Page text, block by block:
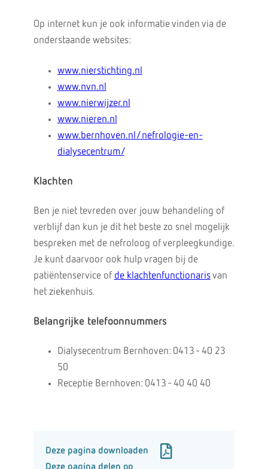
Op internet kun je ook informatie vinden via de
onderstaande websites:
www.nierstichting.nl
www.nvn.nl
www.nierwijzer.nl
www.nieren.nl
www.bernhoven.nl/nefrologie-en-
dialysecentrum/
Klachten
Ben je niet tevreden over jouw behandeling of
verblijf dan kun je dit het beste zo snel mogelijk
bespreken met de nefroloog of verpleegkundige.
Je kunt daarvoor ook hulp vragen bij de
patiëntenservice of de klachtenfunctionarisvan
het ziekenhuis.
Belangrijke telefoonnummers
Dialysecentrum Bernhoven: 0413 - 40 23
50
Receptie Bernhoven: 0413 - 40 40 40
Deze pagina downloaden